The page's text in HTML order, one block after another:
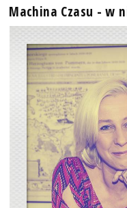
Machina Czasu - w